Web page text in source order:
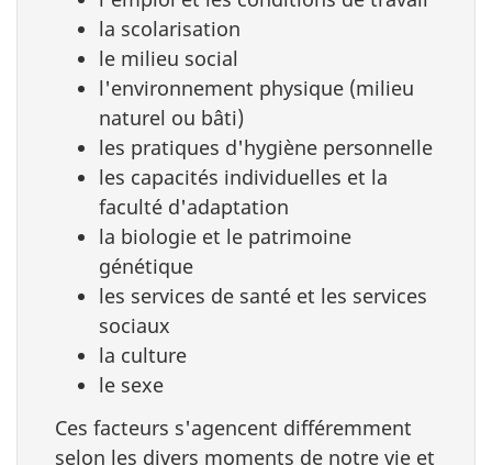
la scolarisation
le milieu social
l'environnement physique (milieu
naturel ou bâti)
les pratiques d'hygiène personnelle
les capacités individuelles et la
faculté d'adaptation
la biologie et le patrimoine
génétique
les services de santé et les services
sociaux
la culture
le sexe
Ces facteurs s'agencent différemment
selon les divers moments de notre vie et